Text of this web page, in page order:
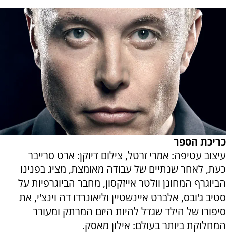
כריכת הספר
עיצוב עטיפה: אמרי זרטל, צילום דיוקן: ארט סרייבר
כעת, לאחר שנתיים של עבודה מאומצת, מציג בפנינו
הביוגרף המחונן וולטר אייזקסון, מחבר הביוגרפיות על
סטיב ג'ובס, אלברט איינשטיין וליאונרדו דה וינצ'י, את
סיפורו של הילד שגדל להיות היזם המרתק ומעורר
המחלוקת ביותר בעולם: אילון מאסק.